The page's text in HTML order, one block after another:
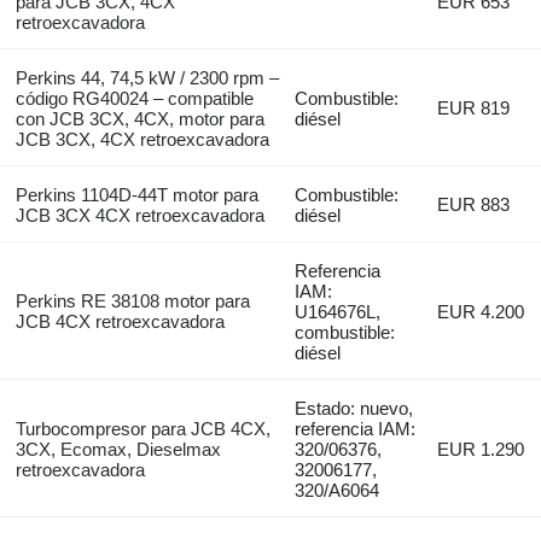
retroexcavadora
Perkins 44, 74,5 kW / 2300 rpm –
código RG40024 – compatible
con JCB 3CX, 4CX, motor para
JCB 3CX, 4CX retroexcavadora
Combustible:
diésel
EUR 819
Perkins 1104D-44T motor para
JCB 3CX 4CX retroexcavadora
Combustible:
diésel
EUR 883
Perkins RE 38108 motor para
JCB 4CX retroexcavadora
Referencia
IAM:
U164676L,
combustible:
diésel
EUR 4.200
Turbocompresor para JCB 4CX,
3CX, Ecomax, Dieselmax
retroexcavadora
Estado: nuevo,
referencia IAM:
320/06376,
32006177,
320/A6064
EUR 1.290